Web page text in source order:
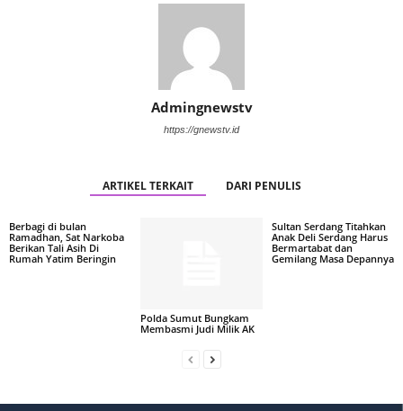
Admingnewstv
https://gnewstv.id
ARTIKEL TERKAIT DARI PENULIS
Berbagi di bulan
Ramadhan, Sat Narkoba
Berikan Tali Asih Di
Rumah Yatim Beringin
Polda Sumut Bungkam
Membasmi Judi Milik AK
Sultan Serdang Titahkan
Anak Deli Serdang Harus
Bermartabat dan
Gemilang Masa Depannya